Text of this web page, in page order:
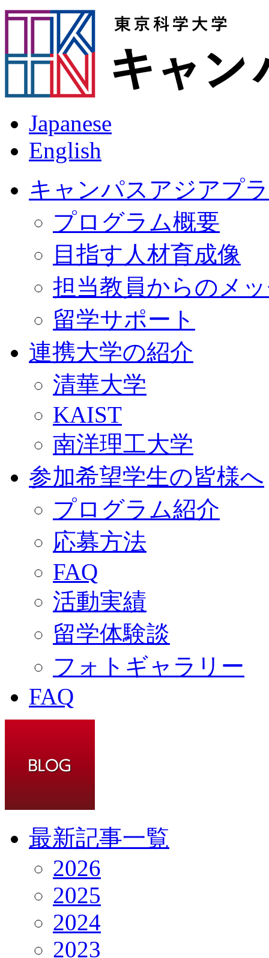
Japanese
English
キャンパスアジアプ
プログラム概要
目指す人材育成像
担当教員からのメ
留学サポート
連携大学の紹介
清華大学
KAIST
南洋理工大学
参加希望学生の皆様へ
プログラム紹介
応募方法
FAQ
活動実績
留学体験談
フォトギャラリー
FAQ
最新記事一覧
2026
2025
2024
2023